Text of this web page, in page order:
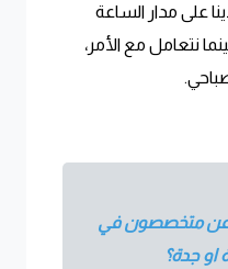
على مدار الساعة
نتعامل مع الأمر،
متخصصون في
جدة؟